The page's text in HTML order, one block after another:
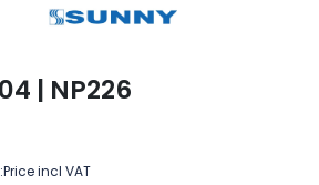
| NP226
Price incl VAT: